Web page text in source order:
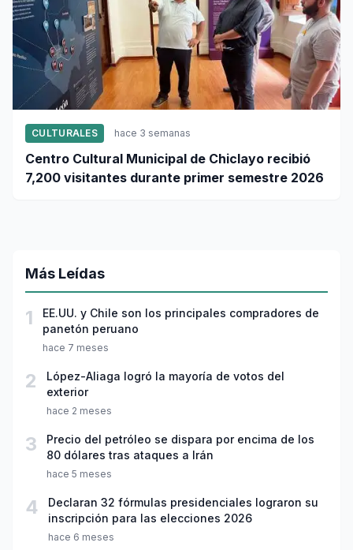
CULTURALES hace 3 semanas
Centro Cultural Municipal de Chiclayo recibió
7,200 visitantes durante primer semestre 2026
Más Leídas
1
EE.UU. y Chile son los principales compradores de
panetón peruano
hace 7 meses
2
López-Aliaga logró la mayoría de votos del
exterior
hace 2 meses
3
Precio del petróleo se dispara por encima de los
80 dólares tras ataques a Irán
hace 5 meses
4
Declaran 32 fórmulas presidenciales lograron su
inscripción para las elecciones 2026
hace 6 meses